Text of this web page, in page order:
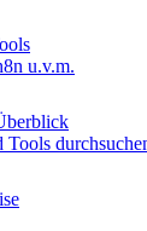
u.v.m.